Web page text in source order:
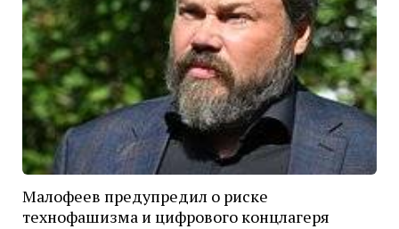
Малофеев предупредил о риске
технофашизма и цифрового концлагеря